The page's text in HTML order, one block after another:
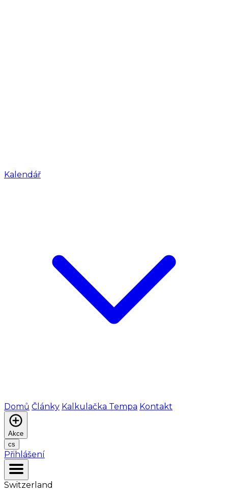
Kalendář
Domů Články Kalkulačka Tempa Kontakt
Akce
cs
Přihlášení
Switzerland